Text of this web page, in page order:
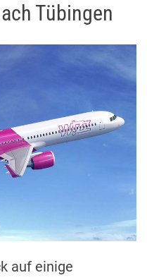
Tübingen
auf einige